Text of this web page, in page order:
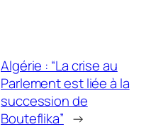
Algérie : “La crise au
Parlement est liée à la
succession de
Bouteflika” →